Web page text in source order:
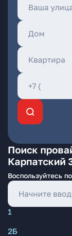
Поиск
Карпатский
Воспользуйтесь
1
2Б